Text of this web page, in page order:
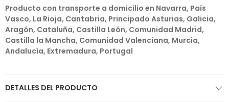
Producto con transporte a domicilio en Navarra, País
Vasco, La Rioja, Cantabria, Principado Asturias, Galicia,
Aragón, Cataluña, Castilla León, Comunidad Madrid,
Castilla la Mancha, Comunidad Valenciana, Murcia,
Andalucía, Extremadura, Portugal
DETALLES DEL PRODUCTO